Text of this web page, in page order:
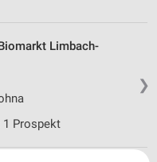
❯
Limbach-
1 Prospekt